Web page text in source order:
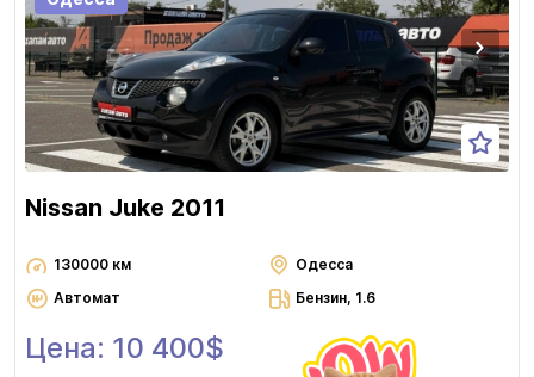
Nissan Juke 2011
130000 км
Одесса
Автомат
Бензин, 1.6
Цена: 10 400$